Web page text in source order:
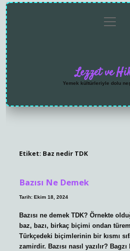
menüyü
aç
Lezzet ve
Yemek kültürleriyle dolu
Etiket: Baz nedir TDK
Bazısı Ne Demek
Tarih: Ekim 18, 2024
Bazısı ne demek TDK? Örnekte
baz, bazı, birkaç biçimi ondan
Türkçedeki biçimlerinin bir kısmı
zamirdir. Bazısı nasıl yazılır?